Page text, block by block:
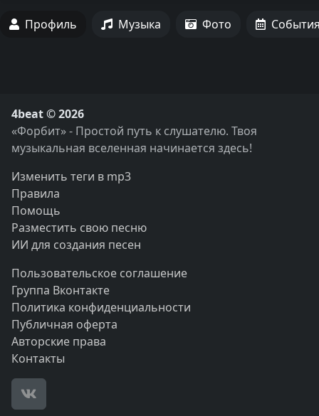
Профиль Музыка Фото
4beat © 2026
«Форбит» - Простой путь к слушателю. Твоя
музыкальная вселенная начинается здесь!
Изменить теги в mp3
Правила
Помощь
Разместить свою песню
ИИ для создания песен
Пользовательское соглашение
Группа Вконтакте
Политика конфиденциальности
Публичная оферта
Авторские права
Контакты